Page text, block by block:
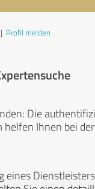
| Profil melden
Die
Ihnen bei